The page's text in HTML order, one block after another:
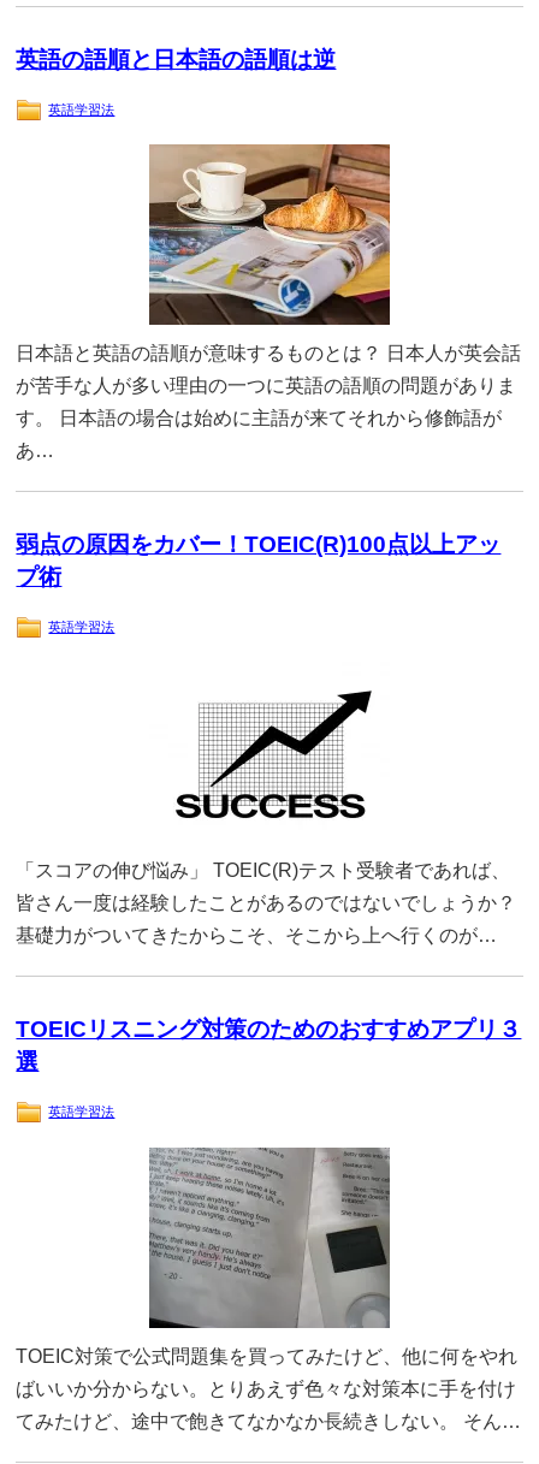
英語の語順と日本語の語順は逆
英語学習法
日本語と英語の語順が意味するものとは？ 日本人が英会話
が苦手な人が多い理由の一つに英語の語順の問題がありま
す。 日本語の場合は始めに主語が来てそれから修飾語が
あ…
弱点の原因をカバー！TOEIC(R)100点以上アッ
プ術
英語学習法
「スコアの伸び悩み」 TOEIC(R)テスト受験者であれば、
皆さん一度は経験したことがあるのではないでしょうか？
基礎力がついてきたからこそ、そこから上へ行くのが…
TOEICリスニング対策のためのおすすめアプリ３
選
英語学習法
TOEIC対策で公式問題集を買ってみたけど、他に何をやれ
ばいいか分からない。とりあえず色々な対策本に手を付け
てみたけど、途中で飽きてなかなか長続きしない。 そん…